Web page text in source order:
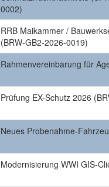
0002)
RRB Maikammer /
(BRW-GB2-2026-0019)
Rahmenvereinbarung für
Prüfung EX-Schutz 2026
Neues Probenahme-
Modernisierung WWI GIS-